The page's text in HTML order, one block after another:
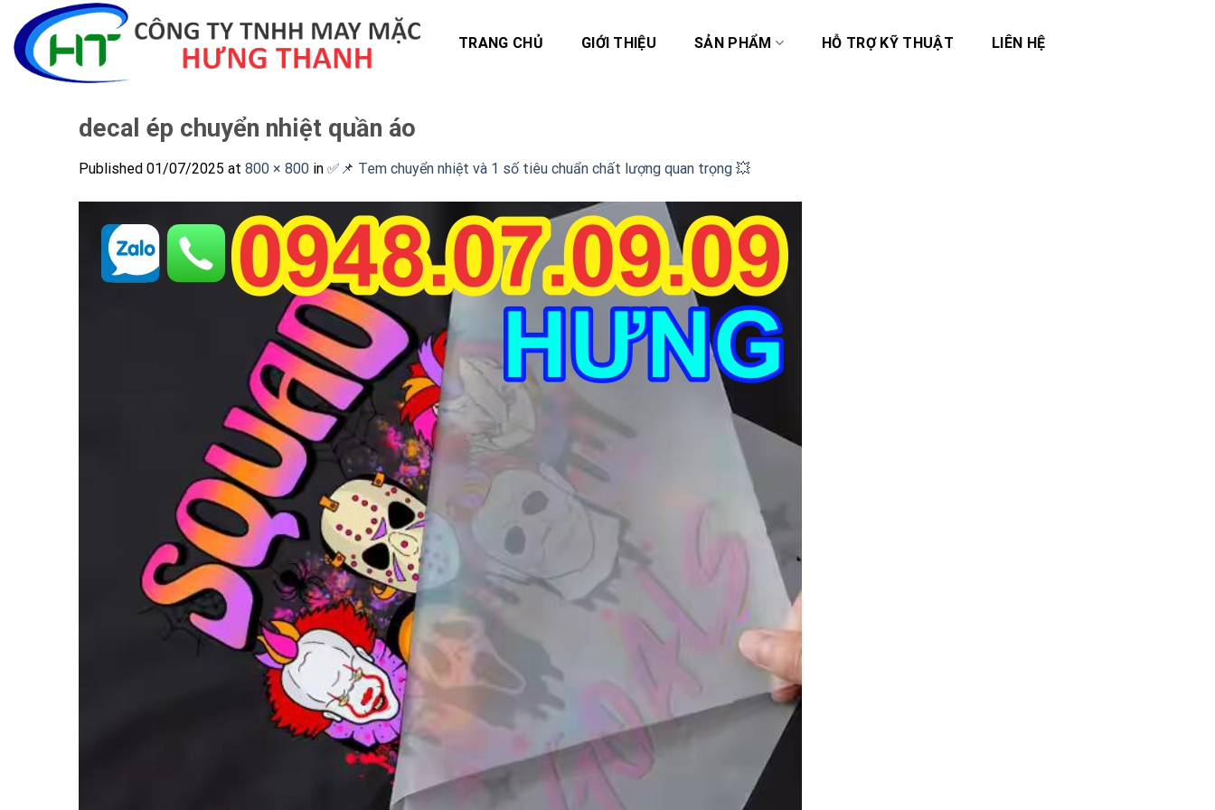
content
TRANG CHỦ GIỚI THIỆU SẢN PHẨM HỖ TRỢ KỸ THUẬT LIÊN HỆ
decal ép chuyển nhiệt quần áo
Published 01/07/2025 at 800 × 800 in ✅📌 Tem chuyển nhiệt và 1 số tiêu chuẩn chất lượng quan trọng 💥